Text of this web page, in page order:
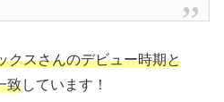
クスさんのデビュー時期と
致しています！